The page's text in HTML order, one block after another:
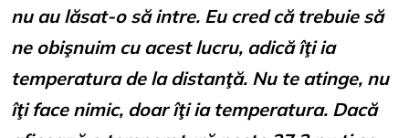
nu au lăsat-o să intre. Eu cred că trebuie să
ne obişnuim cu acest lucru, adică îţi ia
temperatura de la distanţă. Nu te atinge, nu
îţi face nimic, doar îţi ia temperatura. Dacă